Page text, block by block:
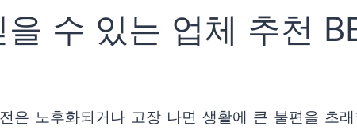
수 있는 업체 추천
은 노후화되거나 고장 나면 생활에 큰 불편을 초